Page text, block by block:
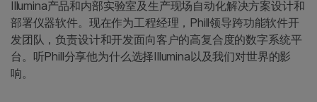
Illumina产品和内部实验室及生产现场自动化解决方案设计和
部署仪器软件。现在作为工程经理，Phill领导跨功能软件开
发团队，负责设计和开发面向客户的高复合度的数字系统平
台。听Phill分享他为什么选择Illumina以及我们对世界的影
响。